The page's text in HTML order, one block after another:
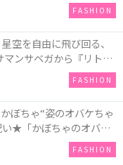
FASHION
空を自由に飛び回る、
ンサベガから『リトル
バーサリーイヤー』を
FASHION
ぼちゃ“姿のオバケちゃ
★「かぼちゃのオバケ
！Q-pot CAFE.では
レート」も登場
FASHION